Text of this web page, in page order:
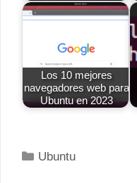
Los 10 mejores
navegadores web para
Ubuntu en 2023
Categorías
Ubuntu